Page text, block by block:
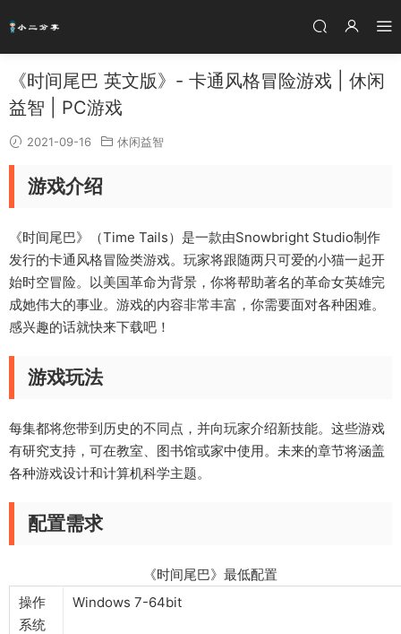
《时间尾巴 英文版》- 卡通风格冒险游戏 | 休闲
益智 | PC游戏
2021-09-16 休闲益智
游戏介绍
《时间尾巴》（Time Tails）是一款由Snowbright Studio制作
发行的卡通风格冒险类游戏。玩家将跟随两只可爱的小猫一起开
始时空冒险。以美国革命为背景，你将帮助著名的革命女英雄完
成她伟大的事业。游戏的内容非常丰富，你需要面对各种困难。
感兴趣的话就快来下载吧！
游戏玩法
每集都将您带到历史的不同点，并向玩家介绍新技能。这些游戏
有研究支持，可在教室、图书馆或家中使用。未来的章节将涵盖
各种游戏设计和计算机科学主题。
配置需求
《时间尾巴》最低配置
操作
系统
Windows 7-64bit